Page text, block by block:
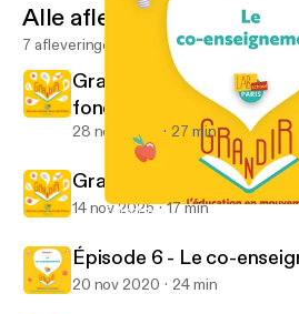
Épisode 6 - Le co-enseignement
Alle afleveringen
7 afleveringen
Grandir : Rencontre
fondatrice
28 nov 2025 27 min
Grandir : dans les
14 nov 2025 17 min
Épisode 6 - Le co-
20 nov 2020 24 min